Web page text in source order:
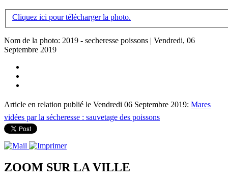
Cliquez ici pour télécharger la photo.
Nom de la photo: 2019 - secheresse poissons | Vendredi, 06
Septembre 2019
Article en relation publié le Vendredi 06 Septembre 2019: Mares
vidées par la sécheresse : sauvetage des poissons
ZOOM SUR LAVILLE